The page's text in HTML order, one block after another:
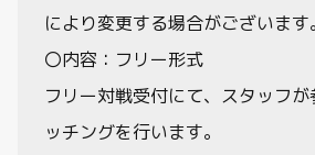
により変更する場合がございます。
〇内容：フリー形式
フリー対戦受付にて、スタッフ
ッチングを行います。